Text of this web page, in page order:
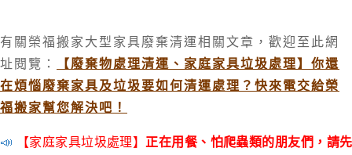
有關榮福搬家大型家具廢棄清運相關文章，歡迎至此網
址閱覽：
【廢棄物處理清運、家庭家具垃圾處理】你還
在煩惱廢棄家具及垃圾要如何清運處理？快來電交給榮
福搬家幫您解決吧！
📣 【家庭家具垃圾處理】 正在用餐、怕爬蟲類的朋友們，請先